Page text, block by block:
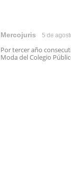
Mercojuris 5 de
Por tercer año
Moda del Colegio